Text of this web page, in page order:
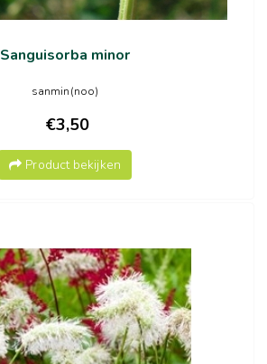
Sanguisorba minor
sanmin(noo)
€3,50
Product bekijken